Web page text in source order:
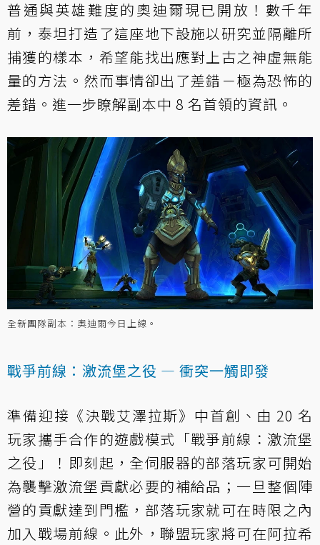
普通與英雄難度的奧迪爾現已開放！數千年
前，泰坦打造了這座地下設施以研究並隔離所
捕獲的樣本，希望能找出應對上古之神虛無能
量的方法。然而事情卻出了差錯－極為恐怖的
差錯。進一步瞭解副本中 8 名首領的資訊。
全新團隊副本：奧迪爾今日上線。
戰爭前線：激流堡之役 — 衝突一觸即發
準備迎接《決戰艾澤拉斯》中首創、由 20 名
玩家攜手合作的遊戲模式「戰爭前線：激流堡
之役」！即刻起，全伺服器的部落玩家可開始
為襲擊激流堡貢獻必要的補給品；一旦整個陣
營的貢獻達到門檻，部落玩家就可在時限之內
加入戰場前線。此外，聯盟玩家將可在阿拉希